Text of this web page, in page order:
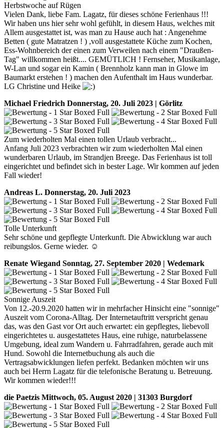
Herbstwoche auf Rügen
Vielen Dank, liebe Fam. Lagatz, für dieses schöne Ferienhaus !!!
Wir haben uns hier sehr wohl gefühlt, in diesem Haus, welches mit
Allem ausgestattet ist, was man zu Hause auch hat : Angenehme
Betten ( gute Matratzen ! ) ,voll ausgestattete Küche zum Kochen,
Ess-Wohnbereich der einen zum Verweilen nach einem "Draußen-
Tag" willkommen heißt.... GEMÜTLICH ! Fernseher, Musikanlage,
W-Lan und sogar ein Kamin ( Brennholz kann man in Glowe im
Baumarkt erstehen ! ) machen den Aufenthalt im Haus wunderbar.
LG Christine und Heike
Michael Friedrich Donnerstag, 20. Juli 2023 | Görlitz
Zum wiederholten Mal einen tollen Urlaub verbracht...
Anfang Juli 2023 verbrachten wir zum wiederholten Mal einen
wunderbaren Urlaub, im Strandjen Breege. Das Ferienhaus ist toll
eingerichtet und befindet sich in bester Lage. Wir kommen auf jeden
Fall wieder!
Andreas L. Donnerstag, 20. Juli 2023
Tolle Unterkunft
Sehr schöne und gepflegte Unterkunft. Die Abwicklung war auch
reibungslos. Gerne wieder. ☺️
Renate Wiegand Sonntag, 27. September 2020 | Wedemark
Sonnige Auszeit
Von 12.-20.9.2020 hatten wir in mehrfacher Hinsicht eine "sonnige"
Auszeit vom Corona-Alltag. Der Internetauftritt verspricht genau
das, was den Gast vor Ort auch erwartet: ein gepflegtes, liebevoll
eingerichtetes u. ausgestattetes Haus, eine ruhige, naturbelassene
Umgebung, ideal zum Wandern u. Fahrradfahren, gerade auch mit
Hund. Sowohl die Internetbuchung als auch die
Vertragsabwicklungen liefen perfekt. Bedanken möchten wir uns
auch bei Herrn Lagatz für die telefonische Beratung u. Betreuung.
Wir kommen wieder!!!
die Paetzis Mittwoch, 05. August 2020 | 31303 Burgdorf